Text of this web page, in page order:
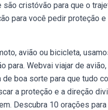
cristóvão para que o
para você pedir proteção
avião ou bicicleta,
para. Webvai viajar de
boa sorte para que tudo
a proteção e a direção
Descubra 10 orações